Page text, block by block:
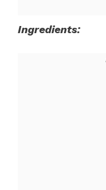
Ingredients: